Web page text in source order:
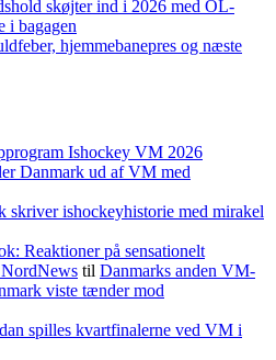
skøjter ind i 2026 med OL-
i bagagen
hjemmebanepres og næste
Ishockey VM 2026
Danmark ud af VM med
skriver ishockeyhistorie med mirakel
Reaktioner på sensationelt
til Danmarks anden VM-
viste tænder mod
spilles kvartfinalerne ved VM i